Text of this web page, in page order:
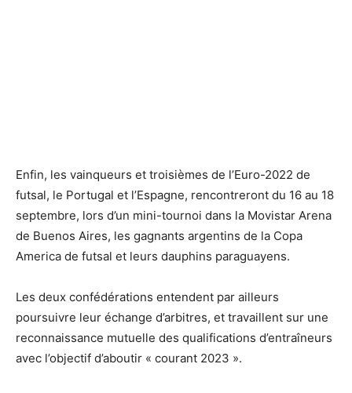
Enfin, les vainqueurs et troisièmes de l’Euro-2022 de
futsal, le Portugal et l’Espagne, rencontreront du 16 au 18
septembre, lors d’un mini-tournoi dans la Movistar Arena
de Buenos Aires, les gagnants argentins de la Copa
America de futsal et leurs dauphins paraguayens.
Les deux confédérations entendent par ailleurs
poursuivre leur échange d’arbitres, et travaillent sur une
reconnaissance mutuelle des qualifications d’entraîneurs
avec l’objectif d’aboutir « courant 2023 ».